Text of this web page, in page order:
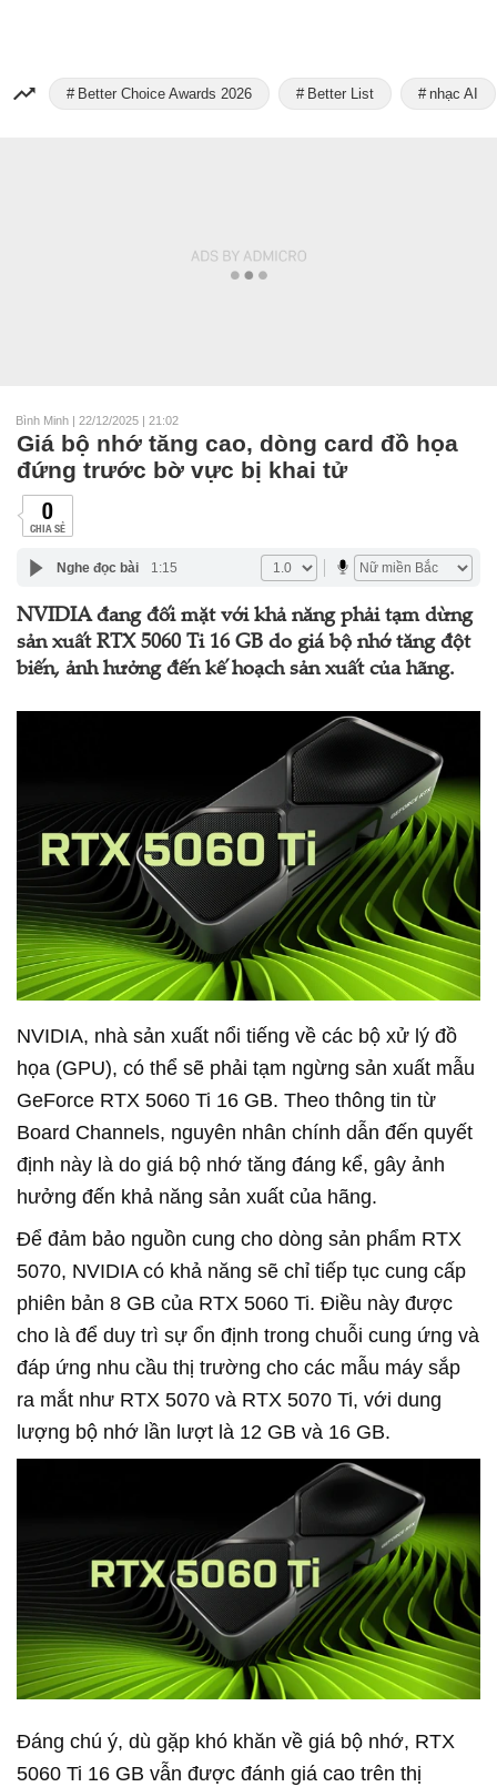
Better Choice Awards 2026 Better List nhạc AI
Bình Minh | 22/12/2025 | 21:02
Giá bộ nhớ tăng cao, dòng card đồ họa
đứng trước bờ vực bị khai tử
0
CHIA SẺ
Nghe đọc bài 1:15
NVIDIA đang đối mặt với khả năng phải tạm dừng
sản xuất RTX 5060 Ti 16 GB do giá bộ nhớ tăng đột
biến, ảnh hưởng đến kế hoạch sản xuất của hãng.
NVIDIA, nhà sản xuất nổi tiếng về các bộ xử lý đồ
họa (GPU), có thể sẽ phải tạm ngừng sản xuất mẫu
GeForce RTX 5060 Ti 16 GB. Theo thông tin từ
Board Channels, nguyên nhân chính dẫn đến quyết
định này là do giá bộ nhớ tăng đáng kể, gây ảnh
hưởng đến khả năng sản xuất của hãng.
Để đảm bảo nguồn cung cho dòng sản phẩm RTX
5070, NVIDIA có khả năng sẽ chỉ tiếp tục cung cấp
phiên bản 8 GB của RTX 5060 Ti. Điều này được
cho là để duy trì sự ổn định trong chuỗi cung ứng và
đáp ứng nhu cầu thị trường cho các mẫu máy sắp
ra mắt như RTX 5070 và RTX 5070 Ti, với dung
lượng bộ nhớ lần lượt là 12 GB và 16 GB.
Đáng chú ý, dù gặp khó khăn về giá bộ nhớ, RTX
5060 Ti 16 GB vẫn được đánh giá cao trên thị